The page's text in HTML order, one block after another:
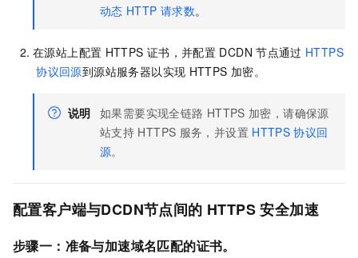
动态 HTTP 请求数。
在源站上配置 HTTPS 证书，并配置 DCDN 节点通过 HTTPS
协议回源到源站服务器以实现 HTTPS 加密。
说明 如果需要实现全链路 HTTPS 加密，请确保源
站支持 HTTPS 服务，并设置 HTTPS 协议回
源。
配置客户端与DCDN节点间的 HTTPS 安全加速
步骤一：准备与加速域名匹配的证书。